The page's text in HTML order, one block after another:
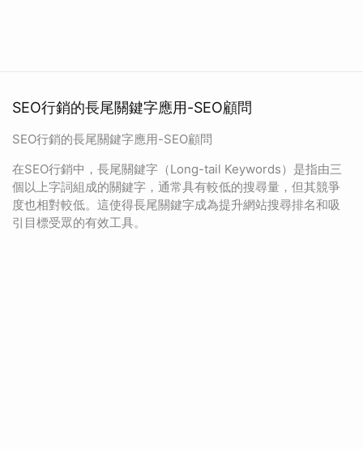
SEO行銷的長尾關鍵字應用-SEO顧問
SEO行銷的長尾關鍵字應用-SEO顧問
在SEO行銷中，長尾關鍵字（Long-tail Keywords）是指由三
個以上字詞組成的關鍵字，通常具有較低的搜尋量，但其競爭
度也相對較低。這使得長尾關鍵字成為提升網站搜尋排名和吸
引目標受眾的有效工具。